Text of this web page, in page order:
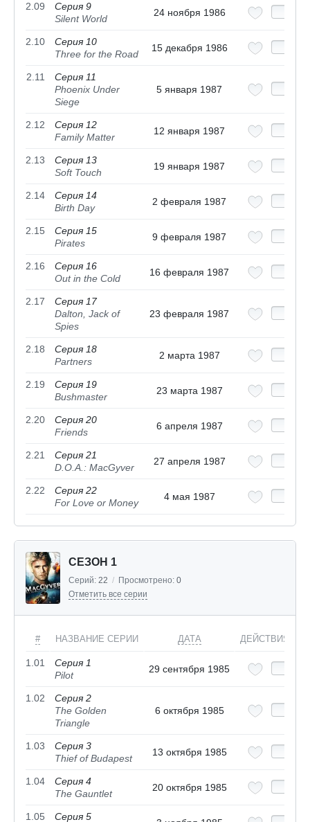
2.09
Серия 9
Silent World
24 ноября 1986
2.10
Серия 10
Three for the Road
15 декабря 1986
2.11
Серия 11
Phoenix Under
Siege
5 января 1987
2.12
Серия 12
Family Matter
12 января 1987
2.13
Серия 13
Soft Touch
19 января 1987
2.14
Серия 14
Birth Day
2 февраля 1987
2.15
Серия 15
Pirates
9 февраля 1987
2.16
Серия 16
Out in the Cold
16 февраля 1987
2.17
Серия 17
Dalton, Jack of
Spies
23 февраля 1987
2.18
Серия 18
Partners
2 марта 1987
2.19
Серия 19
Bushmaster
23 марта 1987
2.20
Серия 20
Friends
6 апреля 1987
2.21
Серия 21
D.O.A.: MacGyver
27 апреля 1987
2.22
Серия 22
For Love or Money
4 мая 1987
СЕЗОН 1
Серий: 22 / Просмотрено: 0
Отметить все серии
# НАЗВАНИЕ СЕРИИ ДАТА ДЕЙСТВИЯ
1.01
Серия 1
Pilot
29 сентября 1985
1.02
Серия 2
The Golden
Triangle
6 октября 1985
1.03
Серия 3
Thief of Budapest
13 октября 1985
1.04
Серия 4
The Gauntlet
20 октября 1985
1.05
Серия 5